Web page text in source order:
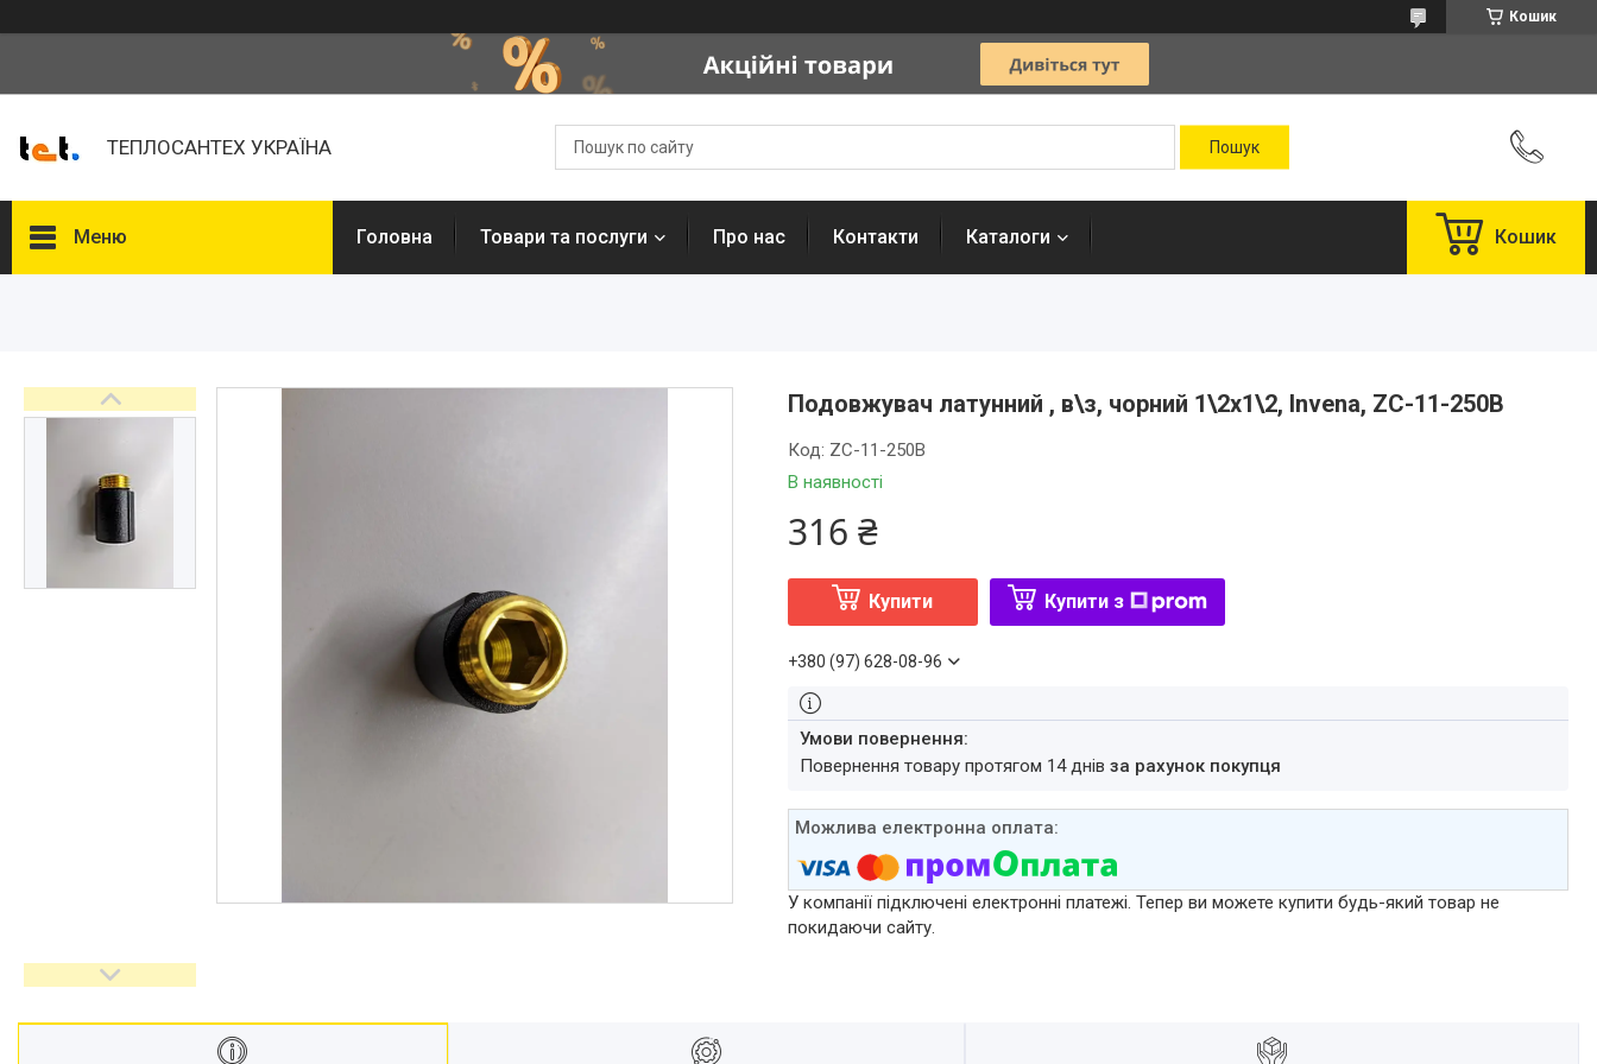
Кошик
ТЕПЛОСАНТЕХ УКРАЇНА
Меню Головна Товари та послуги Про нас Контакти Каталоги Кошик
Подовжувач латунний , в\з, чорний 1\2х1\2, Invena, ZC-11-250B
В наявності
Код: ZC-11-250B
316 ₴
Купити Купити з
+380 (97) 628-08-96
повернення товару протягом 14 днів за рахунок покупця
У компанії підключені електронні платежі. Тепер ви можете купити будь-який товар не
покидаючи сайту.